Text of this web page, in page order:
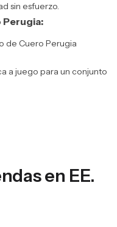
sin esfuerzo.
Perugia:
de Cuero Perugia
a juego para un conjunto
en EE.